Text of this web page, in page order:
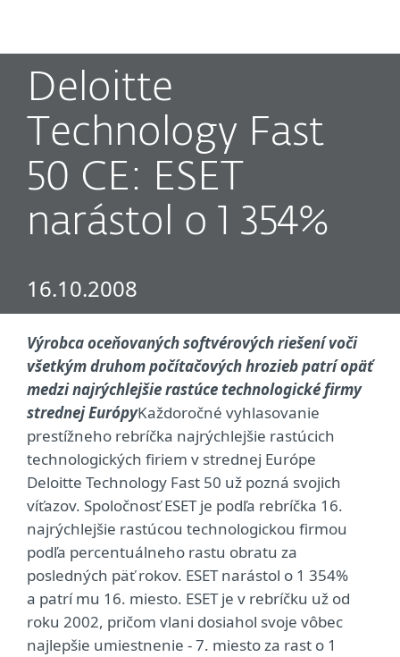
Deloitte
Technology Fast
50 CE: ESET
narástol o 1 354%
16.10.2008
Výrobca oceňovaných softvérových riešení voči
všetkým druhom počítačových hrozieb patrí opäť
medzi najrýchlejšie rastúce technologické firmy
strednej EurópyKaždoročné vyhlasovanie
prestížneho rebríčka najrýchlejšie rastúcich
technologických firiem v strednej Európe
Deloitte Technology Fast 50 už pozná svojich
víťazov. Spoločnosť ESET je podľa rebríčka 16.
najrýchlejšie rastúcou technologickou firmou
podľa percentuálneho rastu obratu za
posledných päť rokov. ESET narástol o 1 354%
a patrí mu 16. miesto. ESET je v rebríčku už od
roku 2002, pričom vlani dosiahol svoje vôbec
najlepšie umiestnenie - 7. miesto za rast o 1